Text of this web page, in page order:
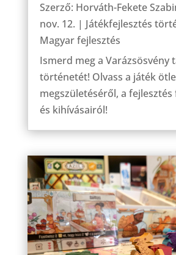
Szerző: Horváth-Fekete
nov. 12. | Játékfejlesztés
Magyar fejlesztés
Ismerd meg a Varázsösvény
történetét! Olvass a játék
megszületéséről, a
és kihívásairól!